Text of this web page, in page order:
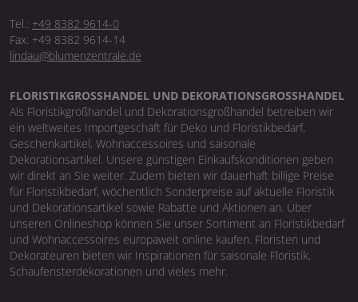
Tel.: +49 8382 9614-0
Fax: +49 8382 9614-14
lindau@blumenzentrale.de
FLORISTIKGROSSHANDEL UND DEKORATIONSGROSSHANDEL
Als Floristikgroßhandel und Dekorationsgroßhandel betreiben wir
ein weltweites Importgeschäft für Deko und Floristikbedarf,
Geschenkartikel, Wohnaccessoires und saisonale
Dekorationsartikel. Unsere günstigen Einkaufskonditionen geben
wir direkt an Sie weiter. Zudem bieten wir dauerhaft billige Preise
für Floristikbedarf, wöchentlich Sonderpreise auf aktuelle Floristik
und Dekorationsartikel sowie Rabatte und Aktionen an. Über
unseren Onlineshop können Sie unser Sortiment an Floristikbedarf
und Wohnaccessoires europaweit online kaufen. Floristen und
Dekorateuren bieten wir Inspirationen für saisonale Floristik,
Schaufensterdekorationen und vieles mehr.